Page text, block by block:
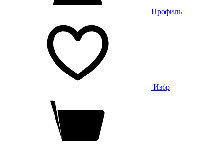
Профиль
Избр